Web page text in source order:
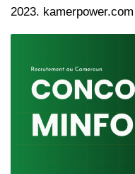
2023. kamerpower.com